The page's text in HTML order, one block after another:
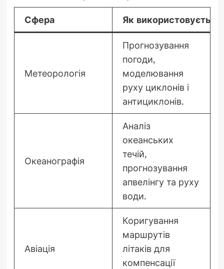
Сфера Як використовується
Метеорологія
Прогнозування
погоди,
моделювання
руху циклонів і
антициклонів.
Океанографія
Аналіз
океанських
течій,
прогнозування
апвелінгу та руху
води.
Авіація
Коригування
маршрутів
літаків для
компенсації